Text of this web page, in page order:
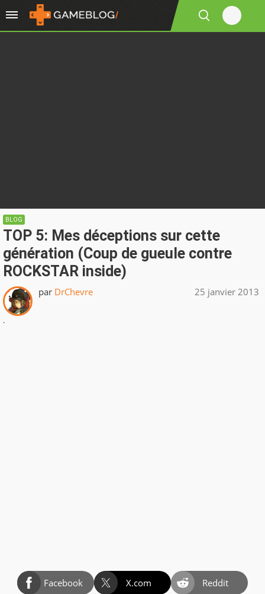
BLOG
TOP 5: Mes déceptions sur cette
génération (Coup de gueule contre
ROCKSTAR inside)
par DrChevre 25 janvier 2013
.
Facebook X.com
Reddit